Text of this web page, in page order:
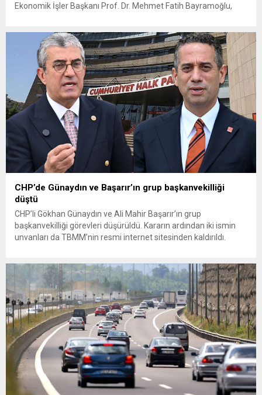
Ekonomik İşler Başkanı Prof. Dr. Mehmet Fatih Bayramoğlu,
fiyatların çiftçinin artan maliyetlerini karşılamaktan uzak
olduğunu savunarak fiyatların yeniden değerlendirilmesi
çağrısında...
CHP’de Günaydın ve Başarır’ın grup başkanvekilliği
düştü
CHP’li Gökhan Günaydın ve Ali Mahir Başarır’ın grup
başkanvekilliği görevleri düşürüldü. Kararın ardından iki ismin
unvanları da TBMM’nin resmi internet sitesinden kaldırıldı.
çıkarma cezası uygulanmak üzere Yüksek Disiplin Kurulu’na
(YDK) sevk edilen ve partideki tüm görevlerinden...